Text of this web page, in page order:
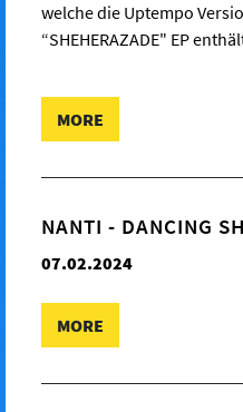
welche die Uptempo
“SHEHERAZADE" EP
MORE
NANTI - DANCING
07.02.2024
MORE